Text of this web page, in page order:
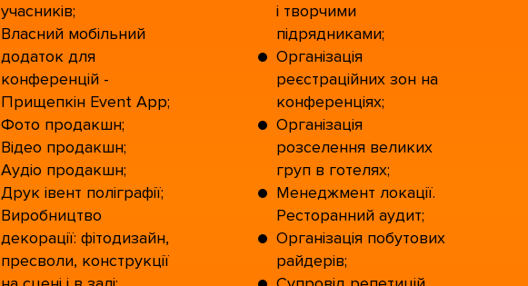
учасників;
Власний мобільний
додаток для
конференцій -
Прищепкін Event App;
Фото продакшн;
Відео продакшн;
Аудіо продакшн;
Друк івент поліграфії;
Виробництво
декорації: фітодизайн,
пресволи, конструкції
і творчими
підрядниками;
Організація
реєстраційних зон на
конференціях;
Організація
розселення великих
груп в готелях;
Менеджмент локації.
Ресторанний аудит;
Організація побутових
райдерів;